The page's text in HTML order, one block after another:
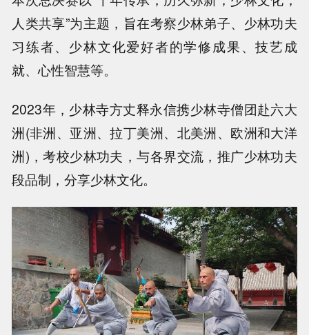
人类共享”为主题，旨在考察少林弟子、少林功夫
习练者、少林文化爱好者的学修成果、技艺成
就、心性智慧等。
2023年，少林寺方丈释永信携少林寺僧团赴六大
洲(非洲、亚洲、拉丁美洲、北美洲、欧洲和大洋
洲)，考校少林功夫，与各界交流，推广少林功夫
段品制，分享少林文化。